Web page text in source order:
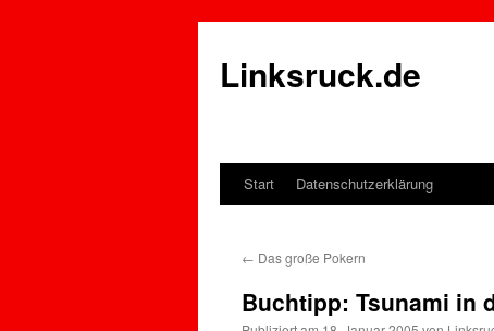
Linksruck.de
Springe
Inhalt
Start Datenschutzerklärung
← Das große Pokern
Buchtipp: Tsunami in